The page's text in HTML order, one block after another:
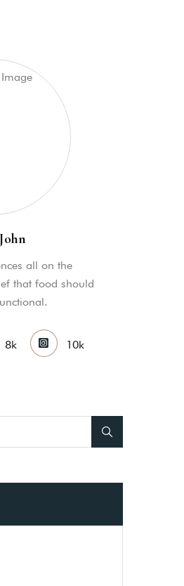
all on the
that food should
8k 10k